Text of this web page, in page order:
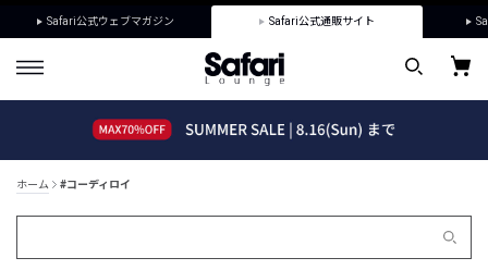
Safari公式ウェブマガジン Safari公式通販サイト
ホーム #コーディロイ